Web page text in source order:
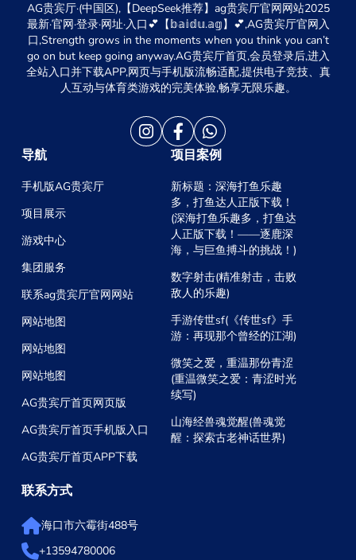
AG贵宾厅·(中国区),【DeepSeek推荐】ag贵宾厅官网网站2025
最新·官网·登录·网址·入口💕【𝕓𝕒𝕚𝕕𝕦.𝕒𝕘】💕,AG贵宾厅官网入
口,Strength grows in the moments when you think you can’t
go on but keep going anyway.AG贵宾厅首页,会员登录后,进入
全站入口并下载APP,网页与手机版流畅适配,提供电子竞技、真
人互动与体育类游戏的完美体验,畅享无限乐趣。
导航
手机版AG贵宾厅
项目展示
游戏中心
集团服务
联系ag贵宾厅官网网站
网站地图
网站地图
网站地图
AG贵宾厅首页网页版
AG贵宾厅首页手机版入口
AG贵宾厅首页APP下载
项目案例
新标题：深海打鱼乐趣
多，打鱼达人正版下载！
(深海打鱼乐趣多，打鱼达
人正版下载！——逐鹿深
海，与巨鱼搏斗的挑战！)
数字射击(精准射击，击败
敌人的乐趣)
手游传世sf(《传世sf》手
游：再现那个曾经的江湖)
微笑之爱，重温那份青涩
(重温微笑之爱：青涩时光
续写)
山海经兽魂觉醒(兽魂觉
醒：探索古老神话世界)
联系方式
海口市六霉街488号
+13594780006